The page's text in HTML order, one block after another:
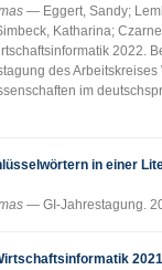
Eggert, Sandy;
Katharina;
2022.
des Arbeitskreises
im
in einer
GI-Jahrestagung.
2021